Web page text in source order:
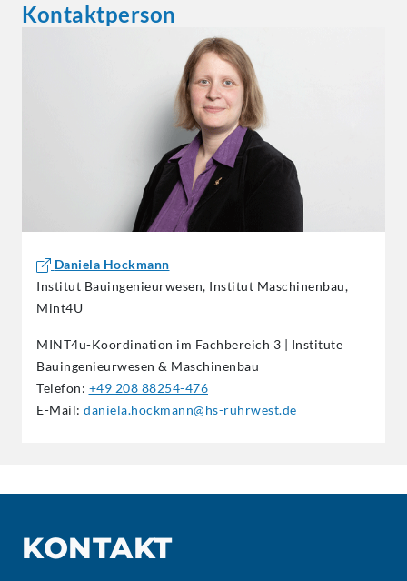
Kontaktperson
Daniela Hockmann
Institut Bauingenieurwesen, Institut Maschinenbau,
Mint4U
MINT4u-Koordination im Fachbereich 3 | Institute
Bauingenieurwesen & Maschinenbau
Telefon: +49 208 88254-476
E-Mail: daniela.hockmann@hs-ruhrwest.de
KONTAKT